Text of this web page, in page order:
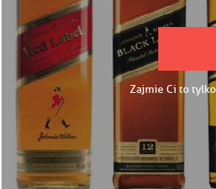
Zajmie Ci to